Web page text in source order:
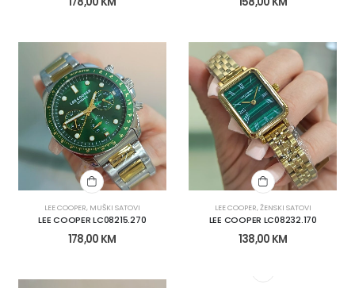
LEE COOPER, MUŠKI SATOVI
LEE COOPER LC08215.270
178,00 KM
LEE COOPER,ŽENSKI SATOVI
LEE COOPER LC08232.170
138,00 KM